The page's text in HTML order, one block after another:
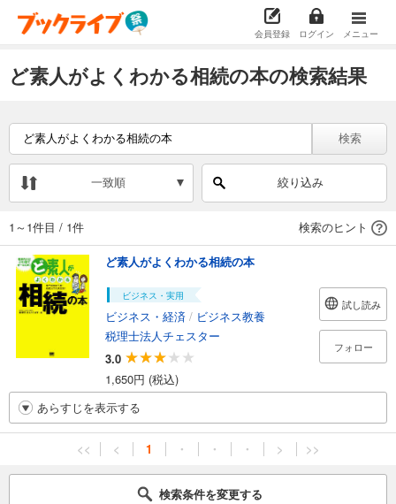
会員登録 ログイン メニュー
ど素人がよくわかる相続の本の検索結果
検索
一致順 絞り込み
1～1件目 / 1件 検索のヒント
ど素人がよくわかる相続の本
ビジネス・実用
ビジネス・経済 / ビジネス教養
税理士法人チェスター
3.0
1,650円 (税込)
試し読み
フォロー
あらすじを表示する
<< < 1 ・ ・ ・ > >>
検索条件を変更する